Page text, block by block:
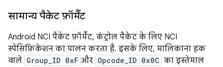
सामान्य पैकेट फ़ॉर्मैट
Android NCI पैकेट फ़ॉर्मैट, कंट्रोल पैकेट के लिए NCI
स्पेसिफ़िकेशन का पालन करता है. इसके लिए, मालिकाना हक
वाले Group_ID 0xF और Opcode_ID 0x0C का इस्तेमाल